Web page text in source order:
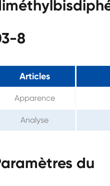
8
Articles
Apparence
Analyse
du